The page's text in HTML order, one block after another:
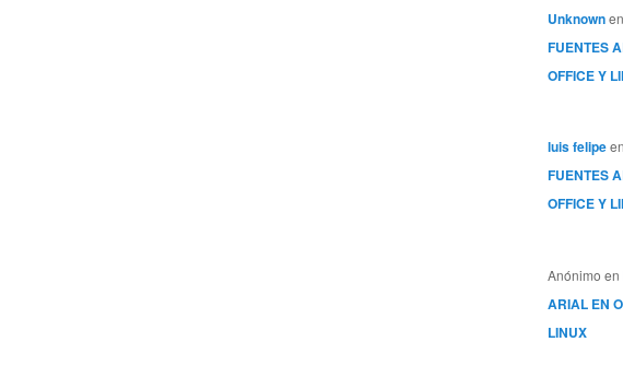
Unknownen
FUENTES
OFFICE Y
luis felipeen
FUENTES
OFFICE Y
Anónimo en
ARIAL EN
LINUX